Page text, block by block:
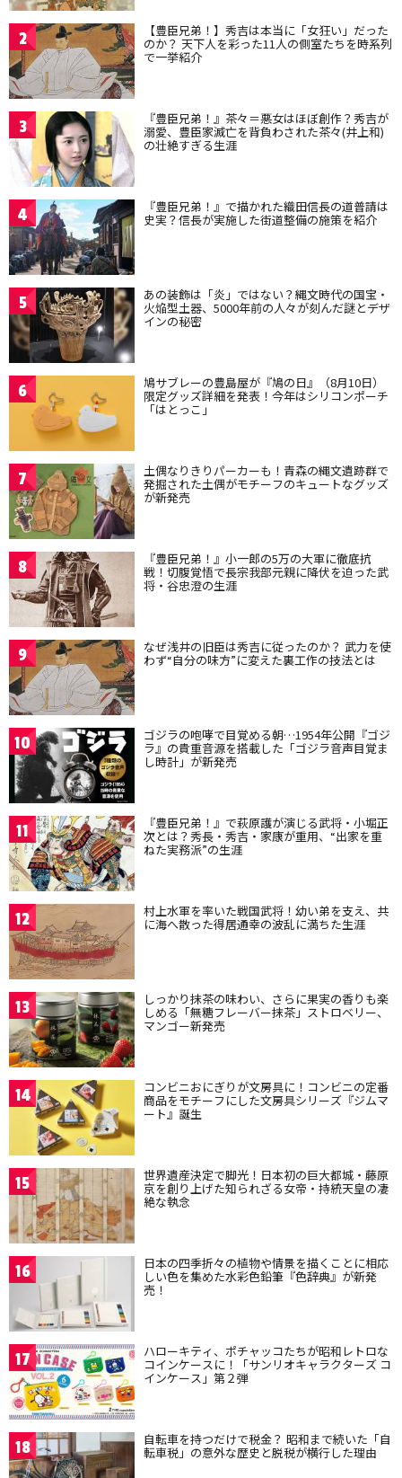
2 【豊臣兄弟！】秀吉は本当に「女狂い」だった
のか？ 天下人を彩った11人の側室たちを時系列
で一挙紹介
3 『豊臣兄弟！』茶々＝悪女はほぼ創作？秀吉が
溺愛、豊臣家滅亡を背負わされた茶々(井上和)
の壮絶すぎる生涯
4 『豊臣兄弟！』で描かれた織田信長の道普請は
史実？信長が実施した街道整備の施策を紹介
5 あの装飾は「炎」ではない？縄文時代の国宝・
火焔型土器、5000年前の人々が刻んだ謎とデザ
インの秘密
6 鳩サブレーの豊島屋が『鳩の日』（8月10日）
限定グッズ詳細を発表！今年はシリコンポーチ
「はとっこ」
7 土偶なりきりパーカーも！青森の縄文遺跡群で
発掘された土偶がモチーフのキュートなグッズ
が新発売
8 『豊臣兄弟！』小一郎の5万の大軍に徹底抗
戦！切腹覚悟で長宗我部元親に降伏を迫った武
将・谷忠澄の生涯
9 なぜ浅井の旧臣は秀吉に従ったのか？ 武力を使
わず“自分の味方”に変えた裏工作の技法とは
10 ゴジラの咆哮で目覚める朝…1954年公開『ゴジ
ラ』の貴重音源を搭載した「ゴジラ音声目覚ま
し時計」が新発売
11 『豊臣兄弟！』で萩原護が演じる武将・小堀正
次とは？秀長・秀吉・家康が重用、“出家を重
ねた実務派”の生涯
12 村上水軍を率いた戦国武将！幼い弟を支え、共
に海へ散った得居通幸の波乱に満ちた生涯
13 しっかり抹茶の味わい、さらに果実の香りも楽
しめる「無糖フレーバー抹茶」ストロベリー、
マンゴー新発売
14 コンビニおにぎりが文房具に！コンビニの定番
商品をモチーフにした文房具シリーズ『ジムマ
ート』誕生
15 世界遺産決定で脚光！日本初の巨大都城・藤原
京を創り上げた知られざる女帝・持統天皇の凄
絶な執念
16 日本の四季折々の植物や情景を描くことに相応
しい色を集めた水彩色鉛筆『色辞典』が新発
売！
17 ハローキティ、ポチャッコたちが昭和レトロな
コインケースに！「サンリオキャラクターズ コ
インケース」第２弾
18 自転車を持つだけで税金？ 昭和まで続いた「自
転車税」の意外な歴史と脱税が横行した理由